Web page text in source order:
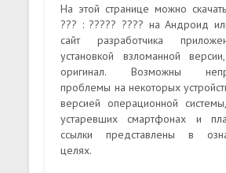
На этой странице можно
??? : ????? ???? на Андроид
сайт разработчика
установкой взломанной
оригинал. Возможны
проблемы на некоторых
версией операционной
устаревших смартфонах и
ссылки представлены в
целях.